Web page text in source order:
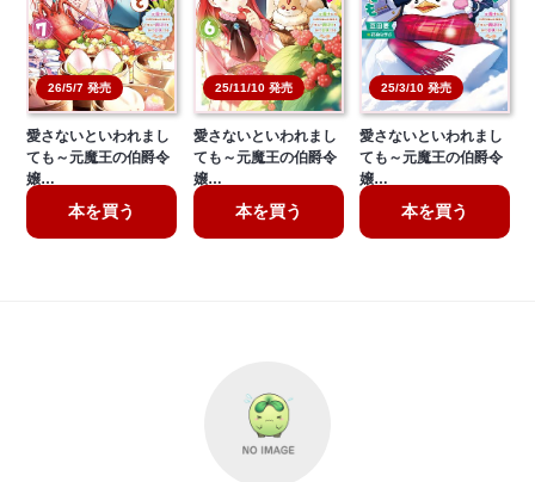
26/5/7 発売
愛さないといわれまし
ても～元魔王の伯爵令
嬢…
本を買う
25/11/10 発売
愛さないといわれまし
ても～元魔王の伯爵令
嬢…
本を買う
25/3/10 発売
愛さないといわれまし
ても～元魔王の伯爵令
嬢…
本を買う